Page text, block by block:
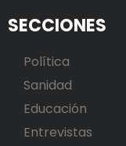
SECCIONES
Política
Sanidad
Educación
Entrevistas